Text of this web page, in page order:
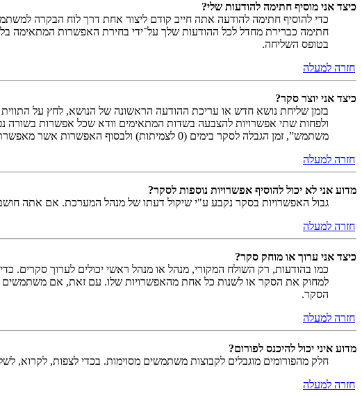
כיצד אני מוסיף חתימה להודעות שלי?
כדי להוסיף חתימה להודעה אתה חייב קודם ליצור אחת דרך לוח הבקרה
חתימה כברירת מחדל לכל ההודעות שלך על־ידי בחירת האפשרות המתאימה
בטופס השליחה.
חזרה למעלה
כיצד אני יוצר סקר?
בזמן שליחת נושא חדש או עריכת ההודעה הראשונה של הנושא, לחץ על
ולפחות שתי אפשרויות להצבעה בשדות המתאימים וודא שכל אפשרות
משתמש”, זמן הגבלה לסקר בימים (0 לצמיתות) ולבסוף האפשרות אשר מאפשרת למשתמשים לשנות את ההצבעות שלהם.
חזרה למעלה
מדוע אני לא יכול להוסיף אפשרויות נוספות לסקר?
גבול האפשרויות בסקר נקבע ע"י שיקול דעתו של מנהל המערכת. אם אתה
חזרה למעלה
כיצד אני ערוך או מוחק סקר?
כמו בהודעות, רק השולח המקורי, מנהל או מנהל ראשי יכולים לערוך
למחוק את הסקר או לשנות כל אחת מהאפשרויות שלו. עם זאת, אם משתמשים
הסקר.
חזרה למעלה
מדוע איני יכול להיכנס לפורום?
חלק מהפורומים מוגבלים לקבוצות משתמשים מסוימות. בכדי לצפות, לקרוא,
חזרה למעלה